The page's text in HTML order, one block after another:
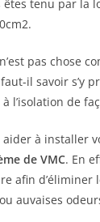
tenu par la
pas chose
il savoir s’y
l’isolation de
à installer
de VMC. En
afin d’éliminer
auvaises